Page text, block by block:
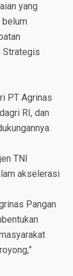
yang
belum
Strategis
PT Agrinas
RI, dan
TNI
akselerasi
Pangan